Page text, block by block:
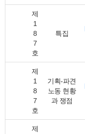
제
1
8
7
호
특집
제
1
8
7
호
기획-파견
노동 현황
과 쟁점
제